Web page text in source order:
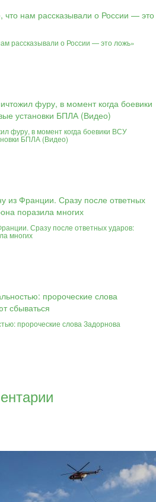
рассказывали о России — это ложь»
фуру, в момент когда боевики ВСУ
БПЛА (Видео)
Сразу после ответных ударов:
многих
пророческие слова Задорнова